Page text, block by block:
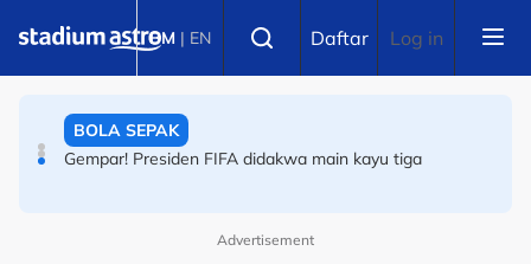
BM | EN Daftar Log in
Gempar! Presiden FIFA didakwa main kayu tiga
BINA BADAN
894 penyertaan! Perkembangan bina badan semakin
Advertisement